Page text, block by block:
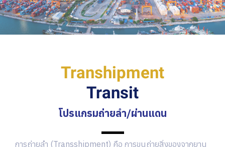
Transhipment
Transit
โปรแกรมถ่ายลำ/ผ่านแดน
การถ่ายลำ (Transshipment) คือ การขนถ่ายสิ่งของจากยาน